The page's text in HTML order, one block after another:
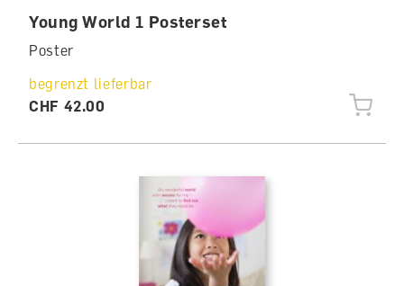
Young World 1 Posterset
Poster
begrenzt lieferbar
CHF 42.00